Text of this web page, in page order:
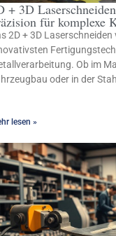
+ 3D
für komplexe
2D + 3D
Ob im
oder in der
lesen »